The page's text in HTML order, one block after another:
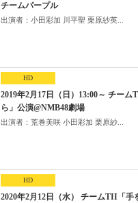
チームパープル
出演者：小田彩加 川平聖 栗原紗英...
HD
2019年2月17日（日）13:00～ チー
ら」公演@NMB48劇場
出演者：荒巻美咲 小田彩加 栗原紗...
HD
2020年2月12日（水） チームTII「手